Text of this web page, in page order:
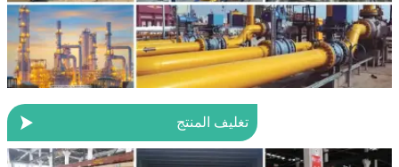
 تغليف المنتج